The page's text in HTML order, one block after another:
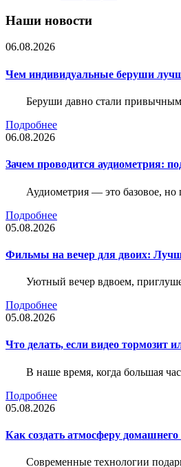
Наши новости
06.08.2026
Чем индивидуальные беруши
Беруши давно стали
Подробнее
06.08.2026
Зачем проводится аудиометрия:
Аудиометрия — это базовое, но
Подробнее
05.08.2026
Фильмы на вечер для двоих:
Уютный вечер вдвоем,
Подробнее
05.08.2026
Что делать, если видео тормозит
В наше время, когда большая
Подробнее
05.08.2026
Как создать атмосферу
Современные технологии